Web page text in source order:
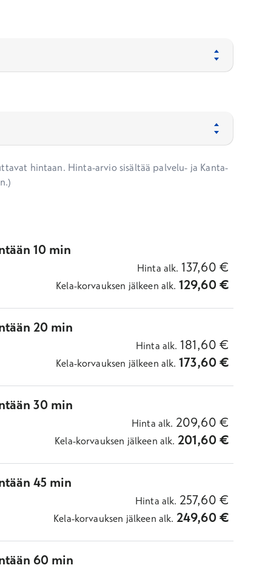
hintaan. Hinta-arvio sisältää palvelu- ja Kanta-
10 min
Hinta alk. 137,60 €
Kela-korvauksen jälkeen alk. 129,60€
20 min
Hinta alk. 181,60 €
Kela-korvauksen jälkeen alk. 173,60€
30 min
Hinta alk. 209,60 €
Kela-korvauksen jälkeen alk. 201,60€
45 min
Hinta alk. 257,60 €
Kela-korvauksen jälkeen alk. 249,60€
60 min